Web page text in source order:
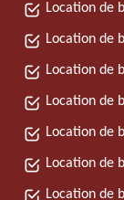
Location de
Location de
Location de
Location de
Location de
Location de
Location de